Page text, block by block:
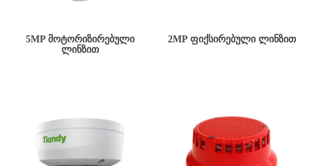
5MP ᲛᲝᲢᲝᲠᲘᲖᲘᲠᲔᲑᲣᲚᲘ
ᲚᲘᲜᲖᲘᲗ
2MP ᲤᲘᲥᲡᲘᲠᲔᲑᲣᲚᲘ ᲚᲘᲜᲖᲘᲗ